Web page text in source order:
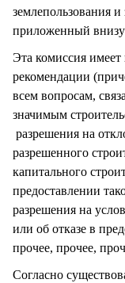
землепользования
приложенный
Эта комиссия имеет
рекомендации
всем вопросам,
значимым
разрешения на
разрешенного
капитального
предоставлении
разрешения на
или об отказе в
прочее, прочее,
Согласно